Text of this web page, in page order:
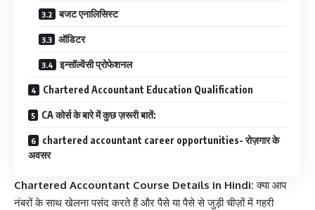
बजट एनालिसिस्ट
ऑडिटर
इन्सॉल्वेंसी प्रोफेशनल
Chartered Accountant Education Qualification
CA कोर्स के बारे में कुछ ज़रूरी बातें:
chartered accountant career opportunities- रोज़गार के
अवसर
Chartered Accountant Course Details in Hindi:क्या आप
नंबरों के साथ खेलना पसंद करते हैं और पैसे या पैसे से जुड़ी चीज़ों में गहरी